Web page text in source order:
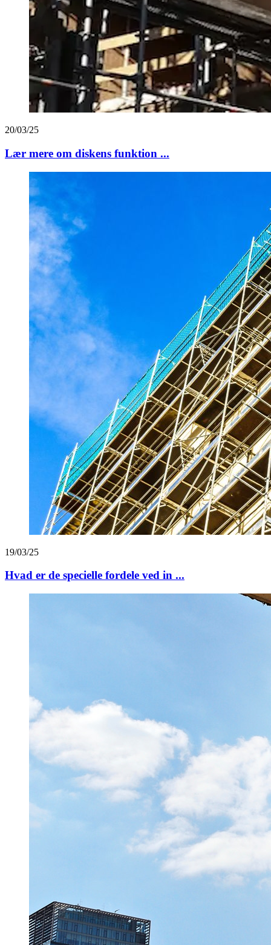
20/03/25
Lær mere om diskens funktion ...
19/03/25
Hvad er de specielle fordele ved in ...